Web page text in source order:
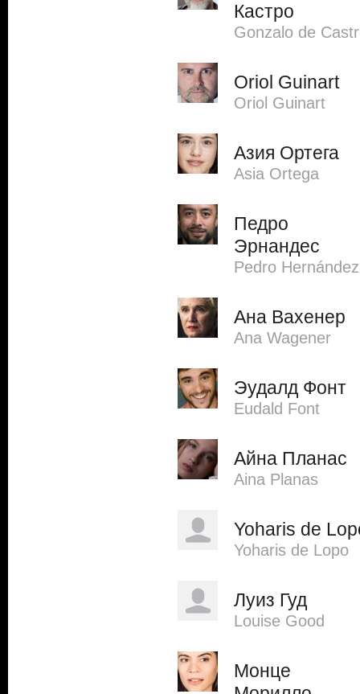
Кастро
Gonzalo de
Oriol Guinart
Oriol Guinart
Азия Ортега
Asia Ortega
Педро
Эрнандес
Pedro Hernández
Ана Вахенер
Ana Wagener
Эудалд Фонт
Eudald Font
Айна Планас
Aina Planas
Yoharis de
Yoharis de Lopo
Луиз Гуд
Louise Good
Монце